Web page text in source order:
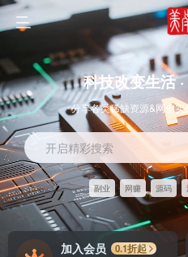
OS教程
科技改变生活
分享各类稀缺资源&网创
开启精彩搜索
副业 网赚 源码
加入会员
0.1折起